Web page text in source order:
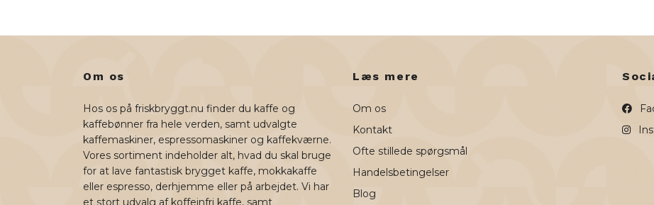
Om os
Hos os på friskbryggt.nu finder du kaffe og
kaffebønner fra hele verden, samt udvalgte
kaffemaskiner, espressomaskiner og kaffekværne.
Vores sortiment indeholder alt, hvad du skal bruge
for at lave fantastisk brygget kaffe, mokkakaffe
eller espresso, derhjemme eller på arbejdet. Vi har
et stort udvalg af koffeinfri kaffe, samt
Læs mere
Om os
Kontakt
Ofte stillede spørgsmål
Handelsbetingelser
Blog